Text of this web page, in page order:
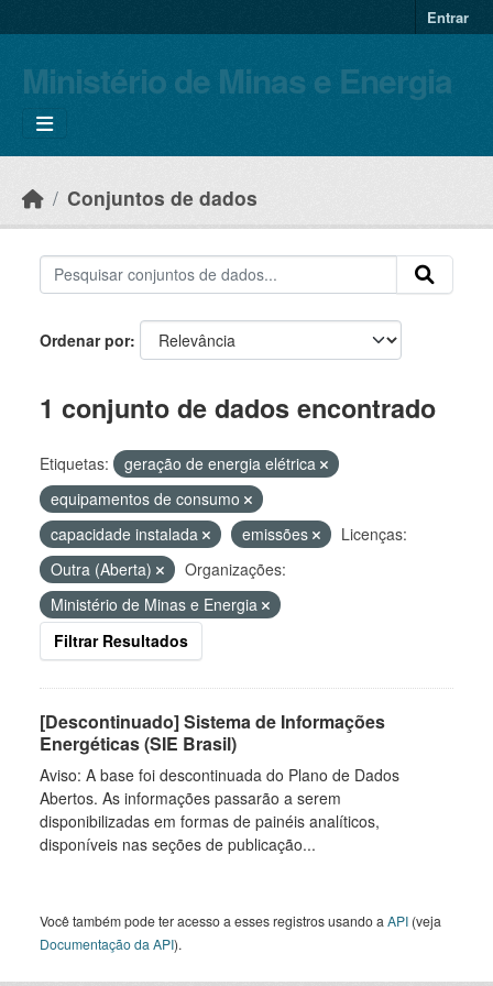
Entrar
Ministério de Minas e Energia
Conjuntos de dados
Ordenar por
1 conjunto de dados encontrado
Etiquetas:
geração de energia elétrica
equipamentos de consumo
capacidade instalada
emissões
Licenças:
Outra (Aberta)
Organizações:
Ministério de Minas e Energia
Filtrar Resultados
[Descontinuado] Sistema de Informações
Energéticas (SIE Brasil)
Aviso: A base foi descontinuada do Plano de Dados
Abertos. As informações passarão a serem
disponibilizadas em formas de painéis analíticos,
disponíveis nas seções de publicação...
Você também pode ter acesso a esses registros usando a API (veja
Documentação da API).